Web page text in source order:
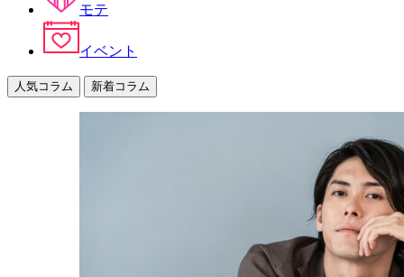
モテ
イベント
人気コラム 新着コラム